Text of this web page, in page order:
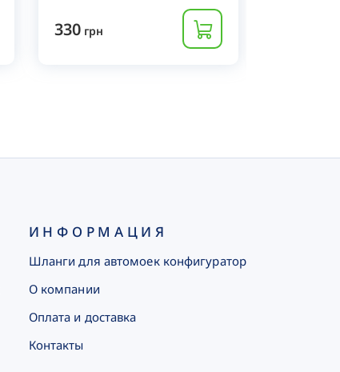
330 грн
ИНФОРМАЦИЯ
Шланги для автомоек конфигуратор
О компании
Оплата и доставка
Контакты